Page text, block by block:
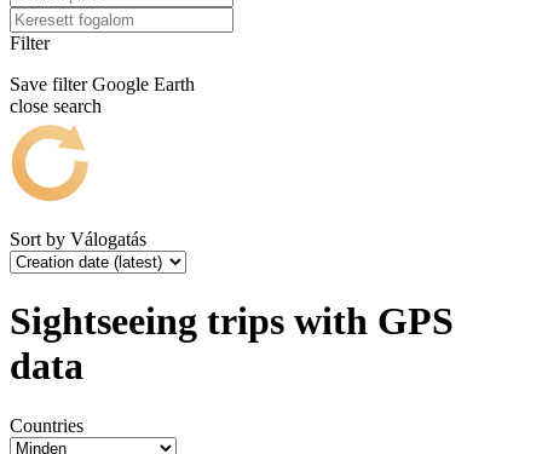
Filter
Save filter Google Earth
close search
Sort by Válogatás
Sightseeing trips with GPS
data
Countries